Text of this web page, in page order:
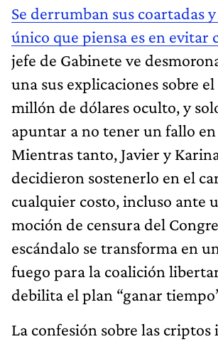
Se derrumban sus coartadas
único que piensa es en evitar
jefe de Gabinete ve
una sus explicaciones sobre
millón de dólares oculto, y
apuntar a no tener un fallo
Mientras tanto, Javier y
decidieron sostenerlo en el
cualquier costo, incluso ante
moción de censura del
escándalo se transforma en
fuego para la coalición
debilita el plan “ganar
La confesión sobre las